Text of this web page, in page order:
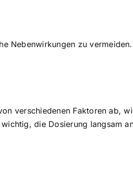
Nebenwirkungen zu
verschiedenen Faktoren ab,
die Dosierung langsam